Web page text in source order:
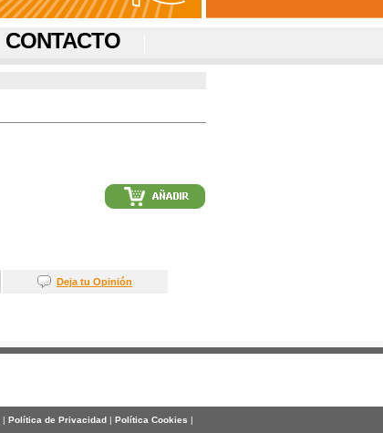
CONTACTO
Deja tu Opinión
| Política de Privacidad| Política Cookies |